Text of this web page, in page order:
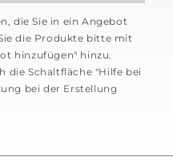
die Sie in ein Angebot
die Produkte bitte mit
hinzufügen" hinzu.
die Schaltfläche "Hilfe bei
bei der Erstellung